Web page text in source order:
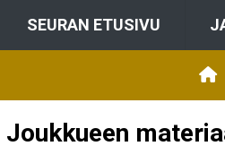
SEURAN ETUSIVU
Joukkueen